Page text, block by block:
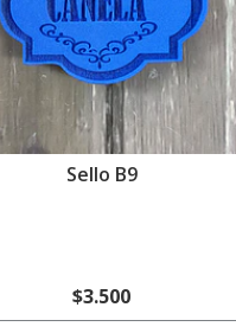
Sello B9
$3.500